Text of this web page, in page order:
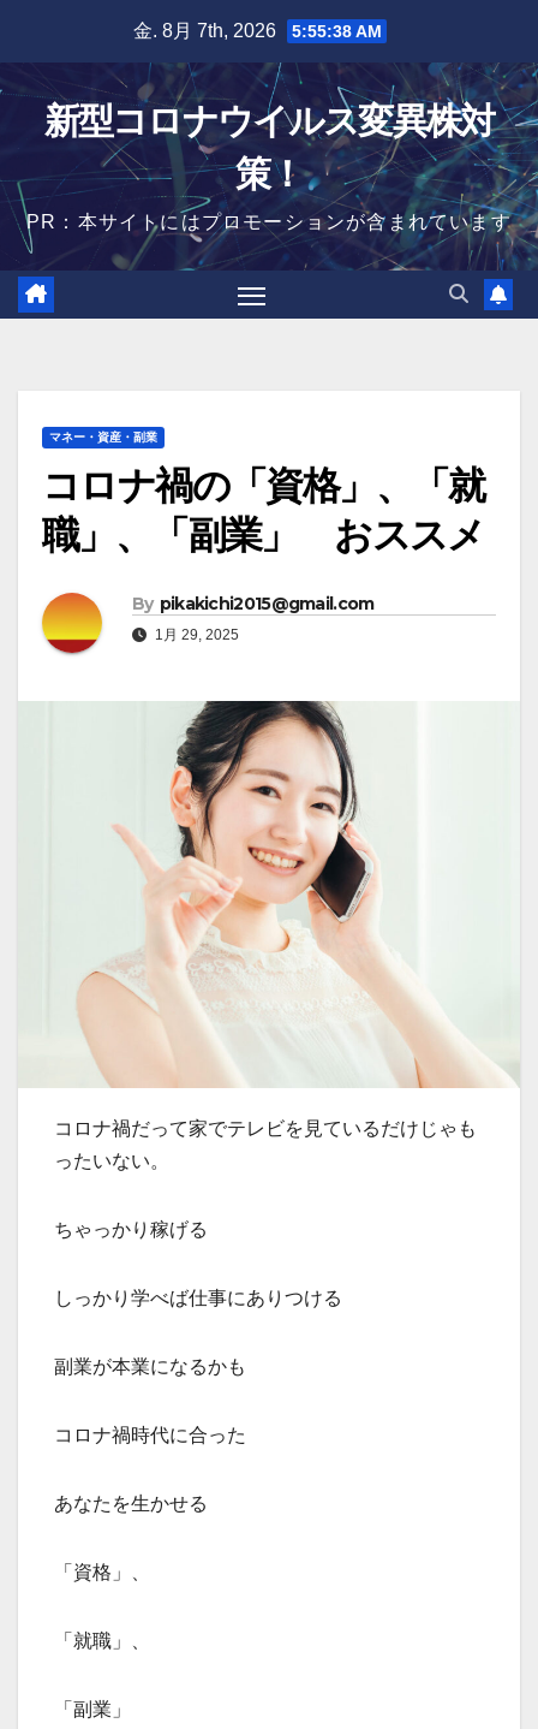
content
金. 8月 7th, 2026 5:55:40 AM
新型コロナウイルス変異株対
策！
PR：本サイトにはプロモーションが含まれています
マネー・資産・副業
コロナ禍の「資格」、「就
職」、「副業」 おススメ
By pikakichi2015@gmail.com
1月 29, 2025
コロナ禍だって家でテレビを見ているだけじゃも
ったいない。
ちゃっかり稼げる
しっかり学べば仕事にありつける
副業が本業になるかも
コロナ禍時代に合った
あなたを生かせる
「資格」、
「就職」、
「副業」